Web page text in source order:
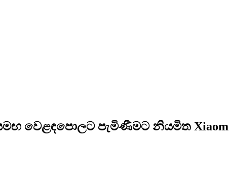
වෙළඳපොලට පැමිණීමට නියමිත